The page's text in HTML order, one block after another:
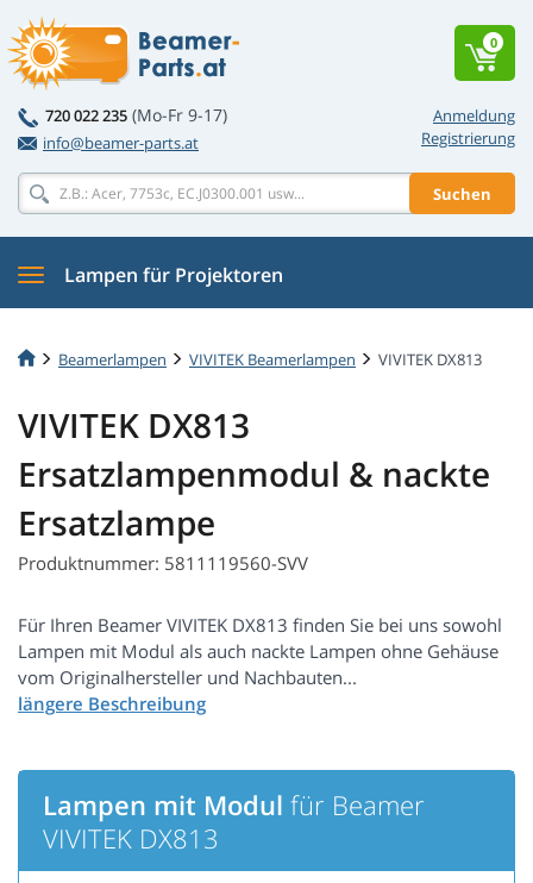
Anmeldung
Registrierung
720 022 235 (Mo-Fr 9-17)
info@beamer-parts.at
Suchen
0
Lampen für Projektoren
Beamerlampen VIVITEK Beamerlampen VIVITEK DX813
VIVITEK DX813
Ersatzlampenmodul & nackte
Ersatzlampe
Produktnummer: 5811119560-SVV
Für Ihren Beamer VIVITEK DX813 finden Sie bei uns sowohl
Lampen mit Modul als auch nackte Lampen ohne Gehäuse
vom Originalhersteller und Nachbauten...
Lampen mit Modul für Beamer
VIVITEK DX813